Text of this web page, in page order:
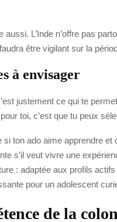
L’Inde n’offre pas
être vigilant sur la
à envisager
justement ce qui te
toi, c’est que tu peux
si ton ado aime apprendre et
s’il veut vivre une
: adaptée aux profils
pour un adolescent
de la